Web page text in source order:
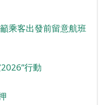
乘客出發前留意航班
行動